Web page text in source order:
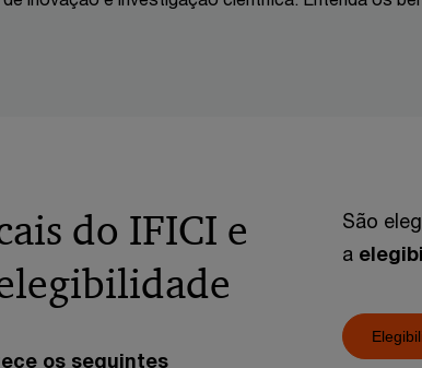
do IFICI e
os seguintes
São
a